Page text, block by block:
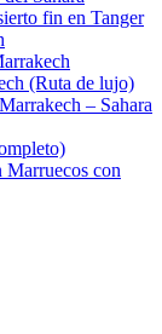
fin en Tanger
(Ruta de lujo)
– Sahara
Marruecos con